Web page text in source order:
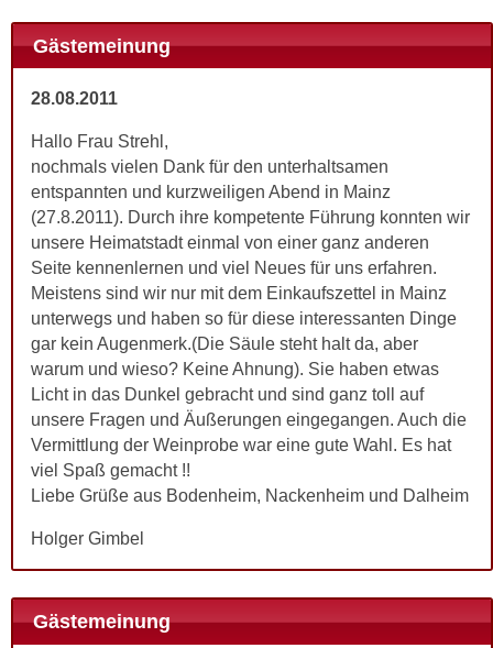
Gästemeinung
28.08.2011
Hallo Frau Strehl,
nochmals vielen Dank für den unterhaltsamen
entspannten und kurzweiligen Abend in Mainz
(27.8.2011). Durch ihre kompetente Führung konnten wir
unsere Heimatstadt einmal von einer ganz anderen
Seite kennenlernen und viel Neues für uns erfahren.
Meistens sind wir nur mit dem Einkaufszettel in Mainz
unterwegs und haben so für diese interessanten Dinge
gar kein Augenmerk.(Die Säule steht halt da, aber
warum und wieso? Keine Ahnung). Sie haben etwas
Licht in das Dunkel gebracht und sind ganz toll auf
unsere Fragen und Äußerungen eingegangen. Auch die
Vermittlung der Weinprobe war eine gute Wahl. Es hat
viel Spaß gemacht !!
Liebe Grüße aus Bodenheim, Nackenheim und Dalheim
Holger Gimbel
Gästemeinung